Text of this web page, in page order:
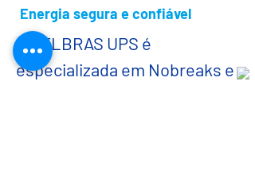
Energia segura e confiável
A DELBRAS UPS é
especializada em Nobreaks e